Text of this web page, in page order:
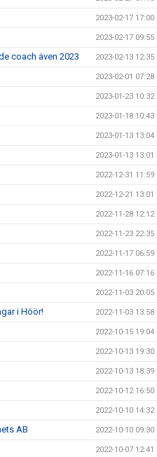
2023-02-17 17:00
2023-02-17 09:55
coach även 2023 2023-02-13 12:35
2023-02-01 07:28
2023-01-23 10:32
2023-01-18 10:43
2023-01-13 13:04
2023-01-13 13:01
2022-12-31 11:59
2022-12-21 13:01
2022-11-28 12:12
2022-11-23 22:35
2022-11-17 06:59
2022-11-16 07:16
2022-11-03 20:05
i Höör! 2022-11-03 13:58
2022-10-15 19:04
2022-10-13 19:30
2022-10-13 18:39
2022-10-12 16:50
2022-10-10 14:32
AB 2022-10-10 09:30
2022-10-07 12:41